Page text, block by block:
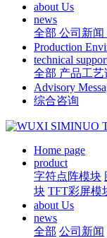
about Us
news
全部 公司新闻
Production
technical
全部 产品工艺
Advisory
综合咨询
Home page
product
字符点阵模块
块 TFT彩屏模
about Us
news
全部 公司新闻